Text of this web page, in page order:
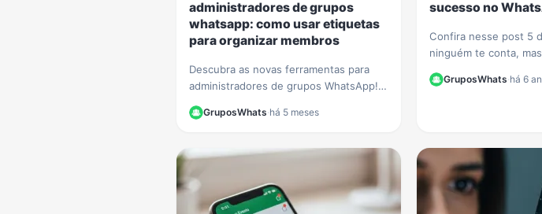
administradores de grupos
whatsapp: como usar etiquetas
para organizar membros
Descubra as novas ferramentas para
administradores de grupos WhatsApp!
para organizar membros e otimizar sua
GruposWhats·há 5 meses
sucesso no
Confira nesse post 5
ninguém te conta,
muitos participantes
GruposWhats·há 6